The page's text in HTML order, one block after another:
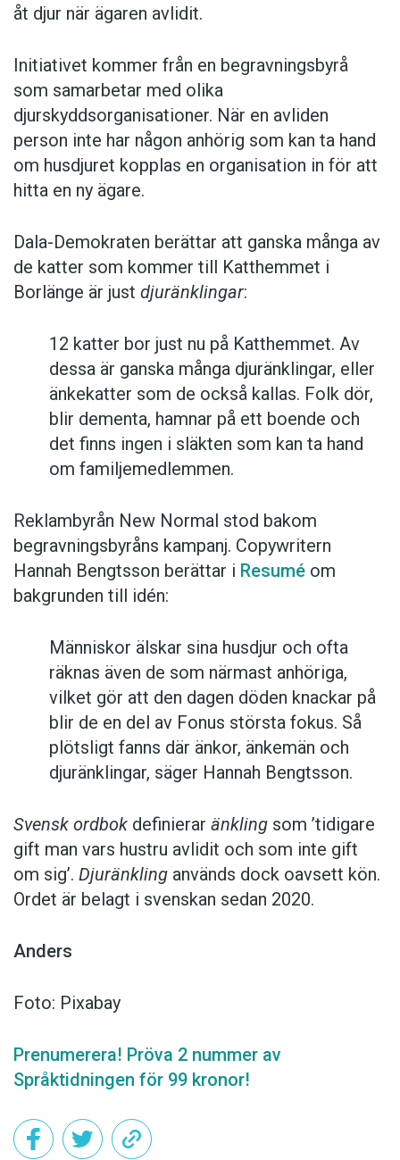
åt djur när ägaren avlidit.
Initiativet kommer från en begravningsbyrå
som samarbetar med olika
djurskyddsorganisationer. När en avliden
person inte har någon anhörig som kan ta hand
om husdjuret kopplas en organisation in för att
hitta en ny ägare.
Dala-Demokraten berättar att ganska många av
de katter som kommer till Katthemmet i
Borlänge är just djuränklingar:
12 katter bor just nu på Katthemmet. Av
dessa är ganska många djuränklingar, eller
änkekatter som de också kallas. Folk dör,
blir dementa, hamnar på ett boende och
det finns ingen i släkten som kan ta hand
om familjemedlemmen.
Reklambyrån New Normal stod bakom
begravningsbyråns kampanj. Copywritern
Hannah Bengtsson berättar i Resumé om
bakgrunden till idén:
Människor älskar sina husdjur och ofta
räknas även de som närmast anhöriga,
vilket gör att den dagen döden knackar på
blir de en del av Fonus största fokus. Så
plötsligt fanns där änkor, änkemän och
djuränklingar, säger Hannah Bengtsson.
Svensk ordbok definierar änkling som ’tidigare
gift man vars hustru av­lidit och som inte gift
om sig’. Djuränkling används dock oavsett kön.
Ordet är belagt i svenskan sedan 2020.
Anders
Foto: Pixabay
Prenumerera! Pröva 2 nummer av
Språktidningen för 99 kronor!